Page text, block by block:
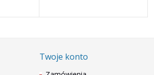
Twoje konto